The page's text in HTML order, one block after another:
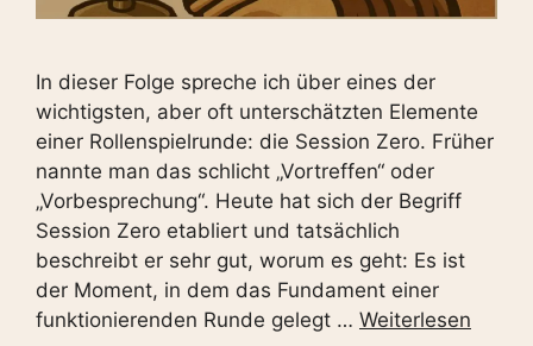
In dieser Folge spreche ich über eines der
wichtigsten, aber oft unterschätzten Elemente
einer Rollenspielrunde: die Session Zero. Früher
nannte man das schlicht „Vortreffen“ oder
„Vorbesprechung“. Heute hat sich der Begriff
Session Zero etabliert und tatsächlich
beschreibt er sehr gut, worum es geht: Es ist
der Moment, in dem das Fundament einer
funktionierenden Runde gelegt … Weiterlesen